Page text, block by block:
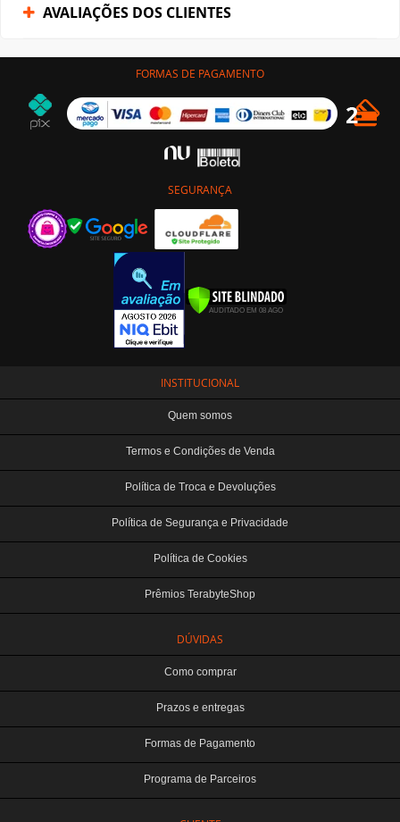
AVALIAÇÕES DOS CLIENTES
FORMAS DE PAGAMENTO
SEGURANÇA
INSTITUCIONAL
Quem somos
Termos e Condições de Venda
Política de Troca e Devoluções
Política de Segurança e Privacidade
Política de Cookies
Prêmios TerabyteShop
DÚVIDAS
Como comprar
Prazos e entregas
Formas de Pagamento
Programa de Parceiros